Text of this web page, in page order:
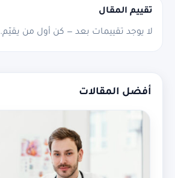
تقييم المقال
لا يوجد تقييمات بعد — كن أول من يقيّم.
أفضل المقالات